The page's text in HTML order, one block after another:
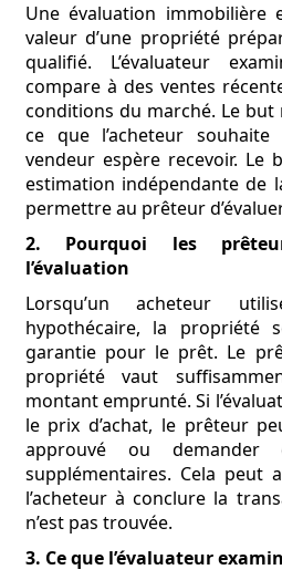
Une évaluation
valeur d’une propriété
qualifié. L’évaluateur
compare à des ventes
conditions du marché. Le but
ce que l’acheteur
vendeur espère recevoir.
estimation indépendante de
permettre au prêteur
2. Pourquoi les
l’évaluation
Lorsqu’un acheteur
hypothécaire, la propriété
garantie pour le prêt. Le
propriété vaut
montant emprunté. Si
le prix d’achat, le prêteur
approuvé ou demander
supplémentaires. Cela peut
l’acheteur à conclure la
n’est pas trouvée.
3. Ce que l’évaluateur